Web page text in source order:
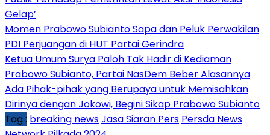
Gelap’
Momen Prabowo Subianto Sapa dan Peluk Perwakilan
PDI Perjuangan di HUT Partai Gerindra
Ketua Umum Surya Paloh Tak Hadir di Kediaman
Prabowo Subianto, Partai NasDem Beber Alasannya
Ada Pihak-pihak yang Berupaya untuk Memisahkan
Dirinya dengan Jokowi, Begini Sikap Prabowo Subianto
Tag : breaking newsJasa Siaran Pers Persda News